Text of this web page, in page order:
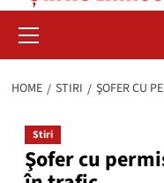
Menu
HOME STIRI ŞOFER CU
Stiri
Şofer cu